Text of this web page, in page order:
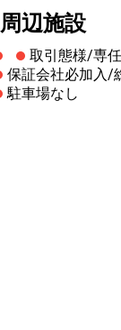
周辺施設
取引態様/専
保証会社必加入/
駐車場なし